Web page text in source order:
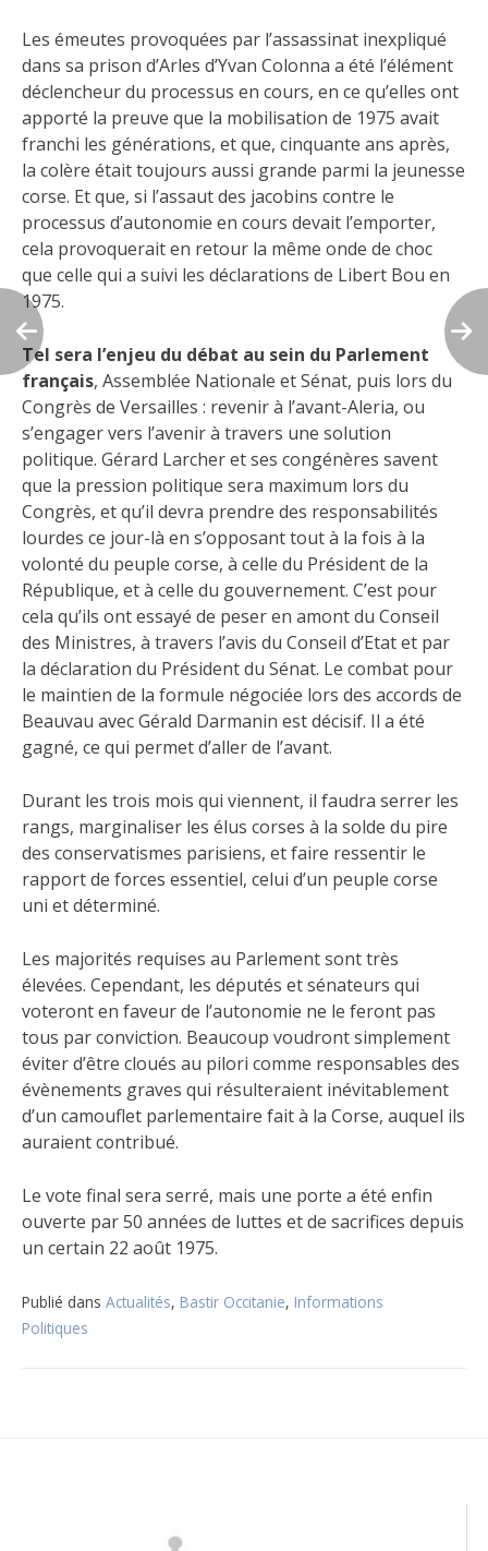
Les émeutes provoquées par l’assassinat inexpliqué
dans sa prison d’Arles d’Yvan Colonna a été l’élément
déclencheur du processus en cours, en ce qu’elles ont
apporté la preuve que la mobilisation de 1975 avait
franchi les générations, et que, cinquante ans après,
la colère était toujours aussi grande parmi la jeunesse
corse. Et que, si l’assaut des jacobins contre le
processus d’autonomie en cours devait l’emporter,
cela provoquerait en retour la même onde de choc
que celle qui a suivi les déclarations de Libert Bou en
1975.
Tel sera l’enjeu du débat au sein du Parlement
français, Assemblée Nationale et Sénat, puis lors du
Congrès de Versailles : revenir à l’avant-Aleria, ou
s’engager vers l’avenir à travers une solution
politique. Gérard Larcher et ses congénères savent
que la pression politique sera maximum lors du
Congrès, et qu’il devra prendre des responsabilités
lourdes ce jour-là en s’opposant tout à la fois à la
volonté du peuple corse, à celle du Président de la
République, et à celle du gouvernement. C’est pour
cela qu’ils ont essayé de peser en amont du Conseil
des Ministres, à travers l’avis du Conseil d’Etat et par
la déclaration du Président du Sénat. Le combat pour
le maintien de la formule négociée lors des accords de
Beauvau avec Gérald Darmanin est décisif. Il a été
gagné, ce qui permet d’aller de l’avant.
Durant les trois mois qui viennent, il faudra serrer les
rangs, marginaliser les élus corses à la solde du pire
des conservatismes parisiens, et faire ressentir le
rapport de forces essentiel, celui d’un peuple corse
uni et déterminé.
Les majorités requises au Parlement sont très
élevées. Cependant, les députés et sénateurs qui
voteront en faveur de l’autonomie ne le feront pas
tous par conviction. Beaucoup voudront simplement
éviter d’être cloués au pilori comme responsables des
évènements graves qui résulteraient inévitablement
d’un camouflet parlementaire fait à la Corse, auquel ils
auraient contribué.
Le vote final sera serré, mais une porte a été enfin
ouverte par 50 années de luttes et de sacrifices depuis
un certain 22 août 1975.
Publié dans Actualités, Bastir Occitanie, Informations
Politiques